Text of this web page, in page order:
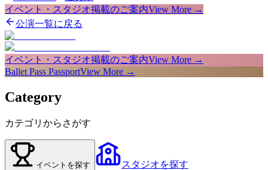
イベント・スタジオ掲載のご案内View More →
公演一覧に戻る
イベント・スタジオ掲載のご案内View More →
Ballet Pass PassportView More →
Category
カテゴリからさがす
イベント を探す スタジオを探す